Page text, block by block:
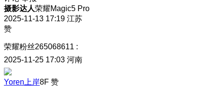
摄影达人荣耀Magic5 Pro
2025-11-13 17:19 江苏
赞
荣耀粉丝265068611 :
2025-11-25 17:03 河南
Yoren上岸8F 赞